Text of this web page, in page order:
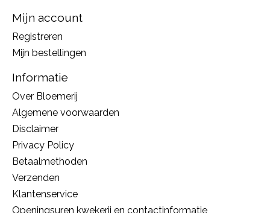
Mijn account
Registreren
Mijn bestellingen
Informatie
Over Bloemerij
Algemene voorwaarden
Disclaimer
Privacy Policy
Betaalmethoden
Verzenden
Klantenservice
Openingsuren kwekerij en contactinformatie